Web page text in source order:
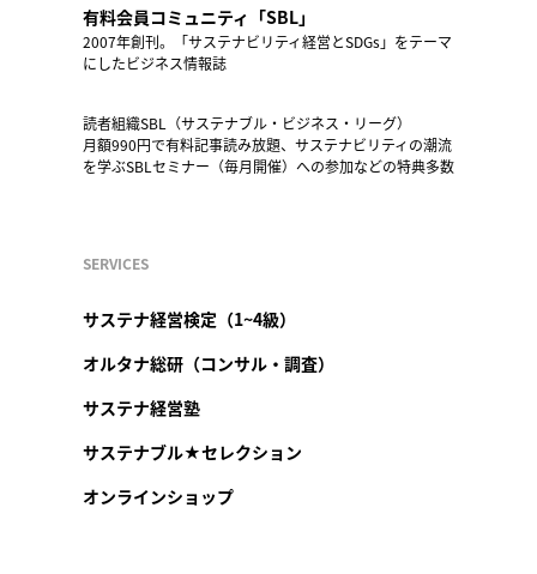
有料会員コミュニティ「SBL」
2007年創刊。「サステナビリティ経営とSDGs」をテーマ
にしたビジネス情報誌
読者組織SBL（サステナブル・ビジネス・リーグ）
月額990円で有料記事読み放題、サステナビリティの潮流
を学ぶSBLセミナー（毎月開催）への参加などの特典多数
SERVICES
サステナ経営検定（1~4級）
オルタナ総研（コンサル・調査）
サステナ経営塾
サステナブル★セレクション
オンラインショップ